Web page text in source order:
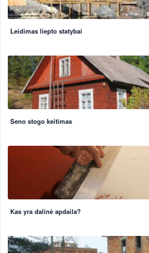
Leidimas liepto statybai
Seno stogo keitimas
Kas yra dalinė apdaila?